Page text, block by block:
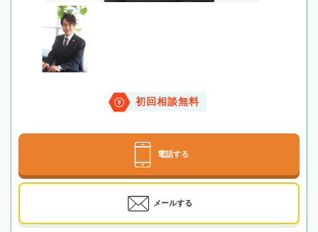
初回相談無料
電話する
メールする